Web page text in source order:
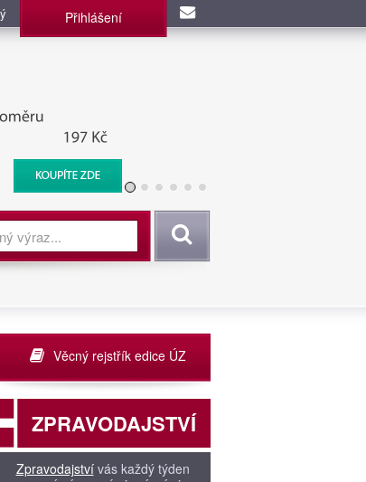
Přihlášení
Zpravodajské
Vyhledat
Věcný rejstřík edice ÚZ
ZPRAVODAJSTVÍ
Zpravodajstvívás každý týden